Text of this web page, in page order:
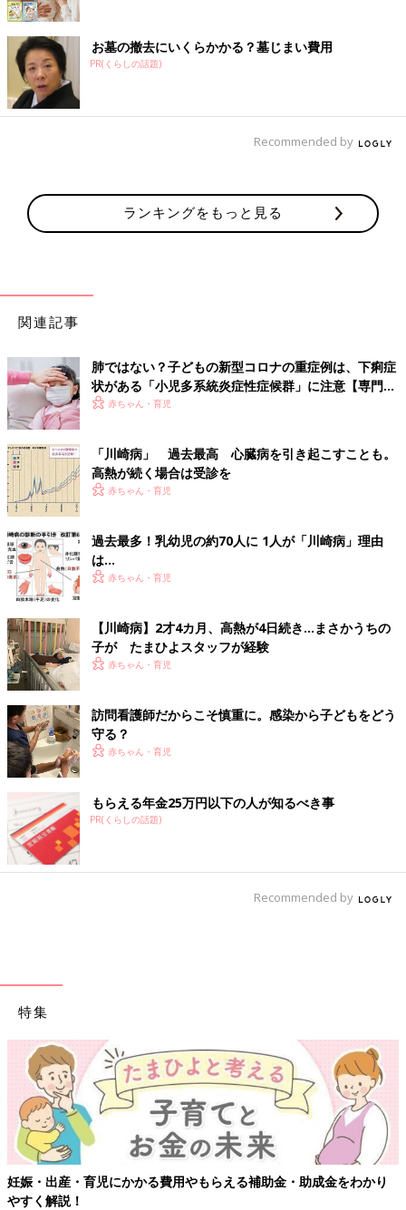
お墓の撤去にいくらかかる？墓じまい費用
PR(くらしの話題)
Recommended by
ランキングをもっと見る
関連記事
肺ではない？子どもの新型コロナの重症例は、下痢症
状がある「小児多系統炎症性症候群」に注意【専門
医】赤ちゃん・育児
「川崎病」 過去最高 心臓病を引き起こすことも。
高熱が続く場合は受診を
赤ちゃん・育児
過去最多！乳幼児の約70人に 1人が「川崎病」理由
は…
赤ちゃん・育児
【川崎病】2才4カ月、高熱が4日続き…まさかうちの
子が たまひよスタッフが経験
赤ちゃん・育児
訪問看護師だからこそ慎重に。感染から子どもをどう
守る？
赤ちゃん・育児
もらえる年金25万円以下の人が知るべき事
PR(くらしの話題)
Recommended by
特集
妊娠・出産・育児にかかる費用やもらえる補助金・助成金をわかり
やすく解説！